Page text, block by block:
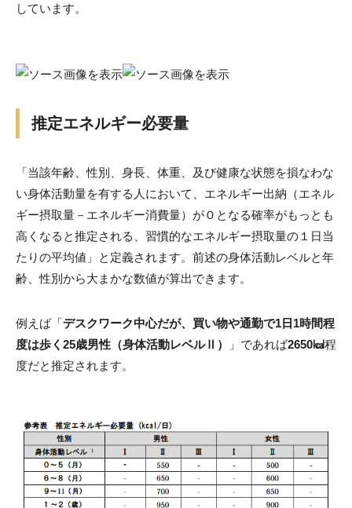
しています。
推定エネルギー必要量
「当該年齢、性別、身長、体重、及び健康な状態を損なわな
い身体活動量を有する人において、エネルギー出納（エネル
ギー摂取量－エネルギー消費量）が０となる確率がもっとも
高くなると推定される、習慣的なエネルギー摂取量の１日当
たりの平均値」と定義されます。前述の身体活動レベルと年
齢、性別から大まかな数値が算出できます。
例えば「デスクワーク中心だが、買い物や通勤で1日1時間程
度は歩く25歳男性（身体活動レベルⅡ）
」であれば2650㎉程
度だと推定されます。